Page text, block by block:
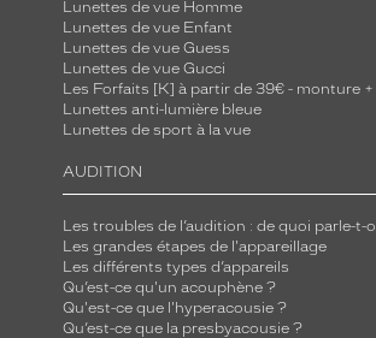
Lunettes de vue Homme
Lunettes de vue Enfant
Lunettes de vue Guess
Lunettes de vue Gucci
Les Forfaits [K] à partir de 39€ - monture +
Lunettes anti-lumière bleue
Lunettes de sport à la vue
AUDITION
Les troubles de l’audition : de quoi parle-t-
Les grandes étapes de l'appareillage
Les différents types d’appareils
Qu’est-ce qu'un acouphène ?
Qu'est-ce que l'hyperacousie ?
Qu’est-ce que la presbyacousie ?